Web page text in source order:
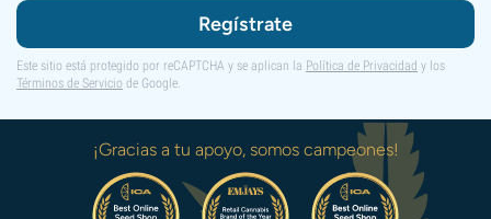
Regístrate
Este sitio está protegido por reCAPTCHA y se aplican la Política de Privacidad y los
Términos de Servicio de Google.
¡Gracias a tu apoyo, somos campeones!